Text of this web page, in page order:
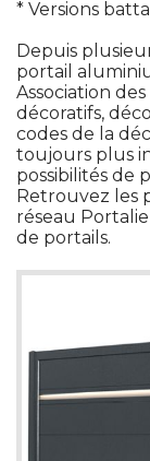
* Versions
Depuis
portail
Association
décoratifs,
codes de la
toujours plus
possibilités de
Retrouvez les
réseau
de portails.